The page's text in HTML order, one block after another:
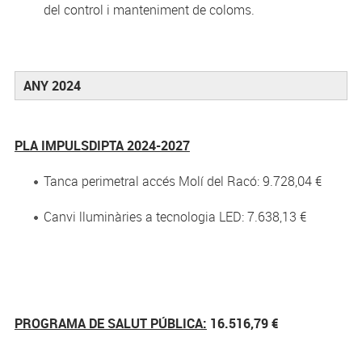
del control i manteniment de coloms.
ANY 2024
PLA IMPULSDIPTA 2024-2027
Tanca perimetral accés Molí del Racó: 9.728,04 €
Canvi lluminàries a tecnologia LED: 7.638,13 €
PROGRAMA DE SALUT PÚBLICA: 16.516,79 €